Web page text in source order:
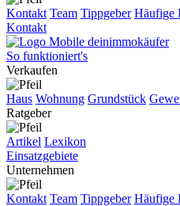
Kontakt Team Tippgeber Häufige
Kontakt
So funktioniert's
Verkaufen
Haus Wohnung Grundstück
Ratgeber
Artikel Lexikon
Einsatzgebiete
Unternehmen
Kontakt Team Tippgeber Häufige